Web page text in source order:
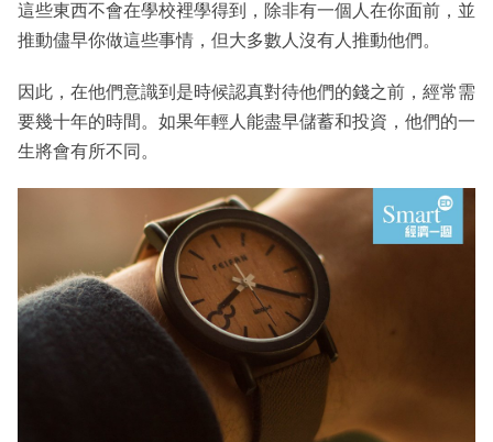
這些東西不會在學校裡學得到，除非有一個人在你面前，並
推動儘早你做這些事情，但大多數人沒有人推動他們。
因此，在他們意識到是時候認真對待他們的錢之前，經常需
要幾十年的時間。如果年輕人能盡早儲蓄和投資，他們的一
生將會有所不同。